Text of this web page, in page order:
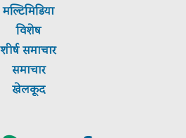
मल्टिमिडिया
विशेष
शीर्षसमाचार
समाचार
खेलकूद